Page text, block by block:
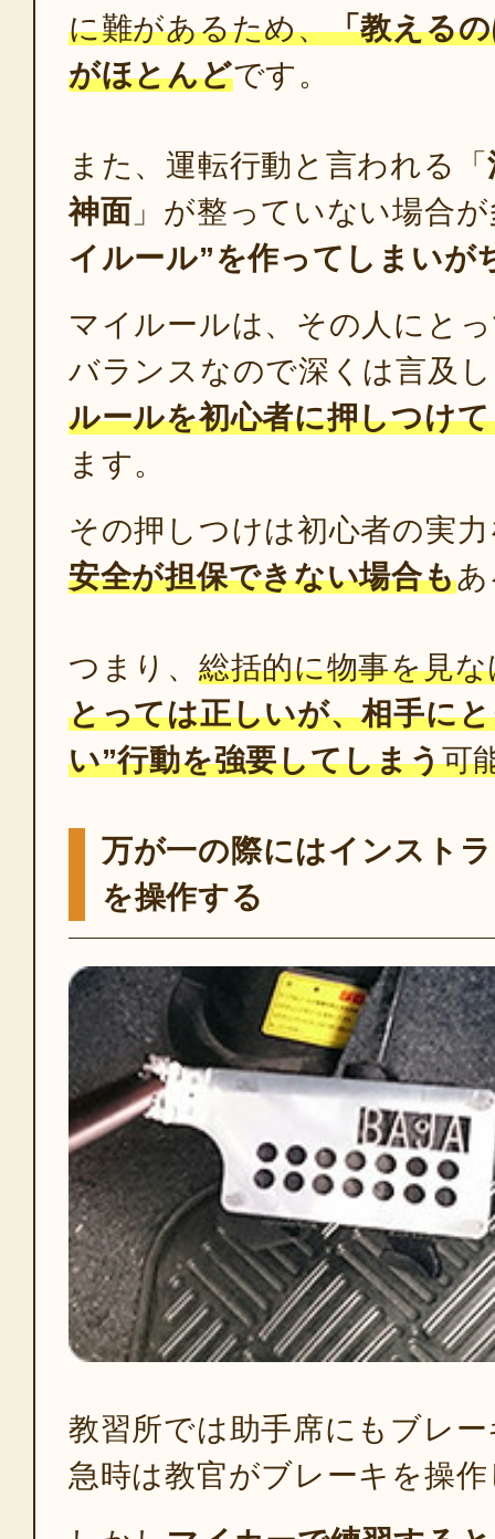
に難があるため、「教える
がほとんどです。
また、運転行動と言われる「
神面 」が整っていない場合
イルール”を作ってしまいが
マイルールは、その人にと
バランスなので深くは言及
ルールを初心者に押しつけ
ます。
その押しつけは初心者の実
安全が担保できない場合も
つまり、 総括的に物事を見
とっては正しいが、相手に
い”行動を強要してしまう可
万が一の際にはインスト
を操作する
教習所では助手席にもブレ
急時は教官がブレーキを操